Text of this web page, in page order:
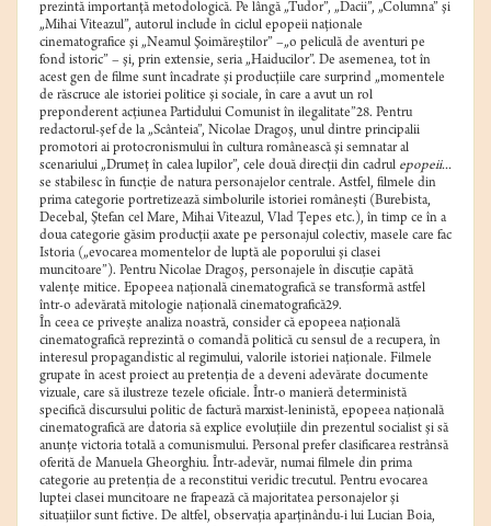
prezintă importanţă metodologică. Pe lângă „Tudor”, „Dacii”, „Columna” şi
„Mihai Viteazul”, autorul include în ciclul epopeii naţionale
cinematografice şi „Neamul Şoimăreştilor” –„o peliculă de aventuri pe
fond istoric” – şi, prin extensie, seria „Haiducilor”. De asemenea, tot în
acest gen de filme sunt încadrate şi producţiile care surprind „momentele
de răscruce ale istoriei politice şi sociale, în care a avut un rol
preponderent acţiunea Partidului Comunist în ilegalitate”28. Pentru
redactorul-şef de la „Scânteia”, Nicolae Dragoş, unul dintre principalii
promotori ai protocronismului în cultura românească şi semnatar al
scenariului „Drumeţ în calea lupilor”, cele două direcţii din cadrul epopeii...
se stabilesc în funcţie de natura personajelor centrale. Astfel, filmele din
prima categorie portretizează simbolurile istoriei româneşti (Burebista,
Decebal, Ştefan cel Mare, Mihai Viteazul, Vlad Ţepes etc.), în timp ce în a
doua categorie găsim producţii axate pe personajul colectiv, masele care fac
Istoria („evocarea momentelor de luptă ale poporului şi clasei
muncitoare”). Pentru Nicolae Dragoş, personajele în discuţie capătă
valenţe mitice. Epopeea naţională cinematografică se transformă astfel
într-o adevărată mitologie naţională cinematografică29.
În ceea ce priveşte analiza noastră, consider că epopeea naţională
cinematografică reprezintă o comandă politică cu sensul de a recupera, în
interesul propagandistic al regimului, valorile istoriei naţionale. Filmele
grupate în acest proiect au pretenţia de a deveni adevărate documente
vizuale, care să ilustreze tezele oficiale. Într-o manieră deterministă
specifică discursului politic de factură marxist-leninistă, epopeea naţională
cinematografică are datoria să explice evoluţiile din prezentul socialist şi să
anunţe victoria totală a comunismului. Personal prefer clasificarea restrânsă
oferită de Manuela Gheorghiu. Într-adevăr, numai filmele din prima
categorie au pretenţia de a reconstitui veridic trecutul. Pentru evocarea
luptei clasei muncitoare ne frapează că majoritatea personajelor şi
situaţiilor sunt fictive. De altfel, observaţia aparţinându-i lui Lucian Boia,